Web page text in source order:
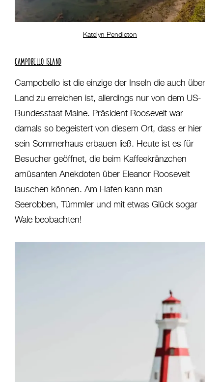
Katelyn Pendleton
CAMPOBELLO ISLAND
Campobello ist die einzige der Inseln die auch über
Land zu erreichen ist, allerdings nur von dem US-
Bundesstaat Maine. Präsident Roosevelt war
damals so begeistert von diesem Ort, dass er hier
sein Sommerhaus erbauen ließ. Heute ist es für
Besucher geöffnet, die beim Kaffeekränzchen
amüsanten Anekdoten über Eleanor Roosevelt
lauschen können. Am Hafen kann man
Seerobben, Tümmler und mit etwas Glück sogar
Wale beobachten!